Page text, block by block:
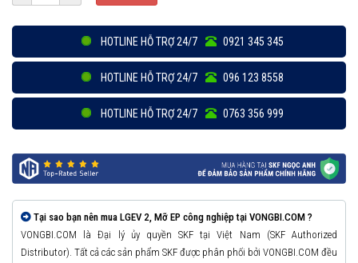
HOTLINE HỖ TRỢ 24/7 0921 345 345
HOTLINE HỖ TRỢ 24/7 096 123 8558
HOTLINE HỖ TRỢ 24/7 0763 356 999
Tại sao bạn nên mua LGEV 2, Mỡ EP công nghiệp tại VONGBI.COM ?
VONGBI.COM là Đại lý ủy quyền SKF tại Việt Nam (SKF Authorized
Distributor). Tất cả các sản phẩm SKF được phân phối bởi VONGBI.COM đều